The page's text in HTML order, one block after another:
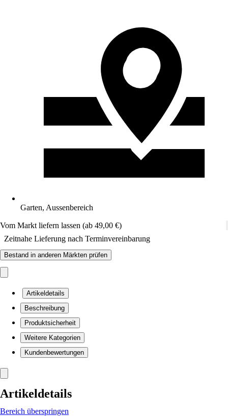
Garten, Aussenbereich
Vom Markt liefern lassen (ab 49,00 €)
Zeitnahe Lieferung nach Terminvereinbarung
Bestand in anderen Märkten prüfen
Artikeldetails
Beschreibung
Produktsicherheit
Weitere Kategorien
Kundenbewertungen
Artikeldetails
Bereich überspringen